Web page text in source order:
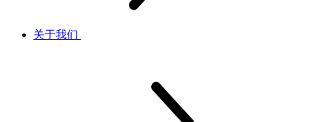
关于我们